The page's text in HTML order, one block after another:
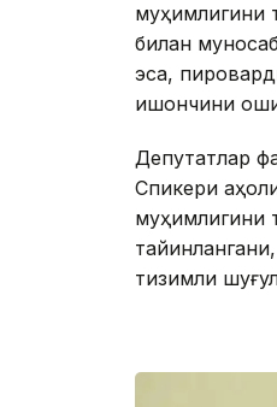
муҳимлигини
билан
эса,
ишончини
Депутатлар
Спикери
муҳимлигини
тизимли